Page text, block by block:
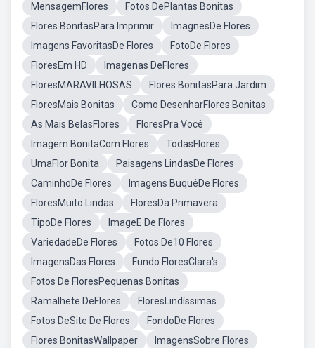
MensagemFlores
Fotos DePlantas Bonitas
Flores BonitasPara Imprimir
ImagnesDe Flores
Imagens FavoritasDe Flores
FotoDe Flores
FloresEm HD
Imagenas DeFlores
FloresMARAVILHOSAS
Flores BonitasPara Jardim
FloresMais Bonitas
Como DesenharFlores Bonitas
As Mais BelasFlores
FloresPra Você
Imagem BonitaCom Flores
TodasFlores
UmaFlor Bonita
Paisagens LindasDe Flores
CaminhoDe Flores
Imagens BuquêDe Flores
FloresMuito Lindas
FloresDa Primavera
TipoDe Flores
ImageE De Flores
VariedadeDe Flores
Fotos De10 Flores
ImagensDas Flores
Fundo FloresClara's
Fotos De FloresPequenas Bonitas
Ramalhete DeFlores
FloresLindíssimas
Fotos DeSite De Flores
FondoDe Flores
Flores BonitasWallpaper
ImagensSobre Flores